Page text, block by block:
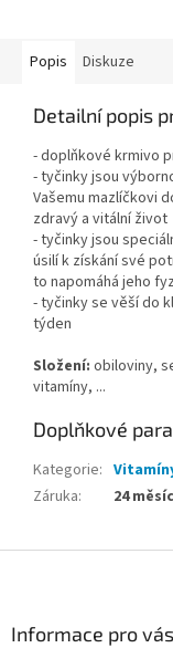
Popis Diskuze
Detailní popis
- doplňkové krmivo
- tyčinky jsou
Vašemu mazlíčkovi
zdravý a vitální život
- tyčinky jsou
úsilí k získání své
to napomáhá jeho
- tyčinky se věší do
týden
Složení: obiloviny,
vitamíny, ...
Doplňkové
Kategorie:
Záruka: 24
Informace pro vás